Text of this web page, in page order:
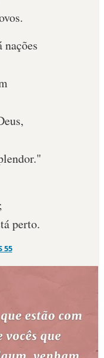
nações
perto.
55